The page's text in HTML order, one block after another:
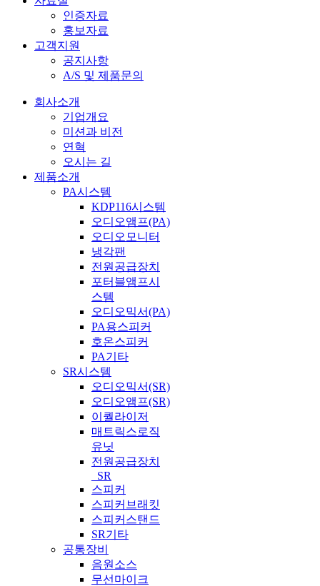
인증자료
홍보자료
고객지원
공지사항
A/S 및 제품문의​
회사소개
기업개요
미션과 비전
연혁
오시는 길
제품소개
PA시스템
KDP116시스템
오디오앰프(PA)
오디오모니터
냉각팬
전원공급장치
포터블앰프시
스템
오디오믹서(PA)
PA용스피커
호온스피커
PA기타
SR시스템
오디오믹서(SR)
오디오앰프(SR)
이퀄라이저
매트릭스로직
유닛
전원공급장치
_SR
스피커
스피커브래킷
스피커스탠드
SR기타
공통장비
음원소스
무선마이크